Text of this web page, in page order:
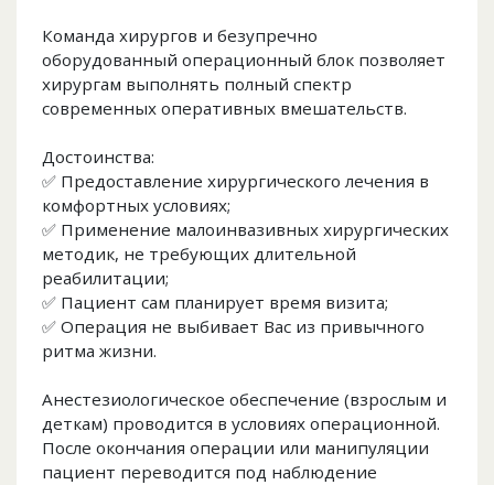
Команда хирургов и безупречно
оборудованный операционный блок позволяет
хирургам выполнять полный спектр
современных оперативных вмешательств.
Достоинства:
✅ Предоставление хирургического лечения в
комфортных условиях;
✅ Применение малоинвазивных хирургических
методик, не требующих длительной
реабилитации;
✅ Пациент сам планирует время визита;
✅ Операция не выбивает Вас из привычного
ритма жизни.
Анестезиологическое обеспечение (взрослым и
деткам) проводится в условиях операционной.
После окончания операции или манипуляции
пациент переводится под наблюдение